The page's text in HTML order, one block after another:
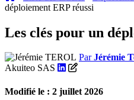
déploiement ERP réussi
Les clés pour un
ParJérémie
Akuiteo SAS
Modifié le : 2 juillet 2026